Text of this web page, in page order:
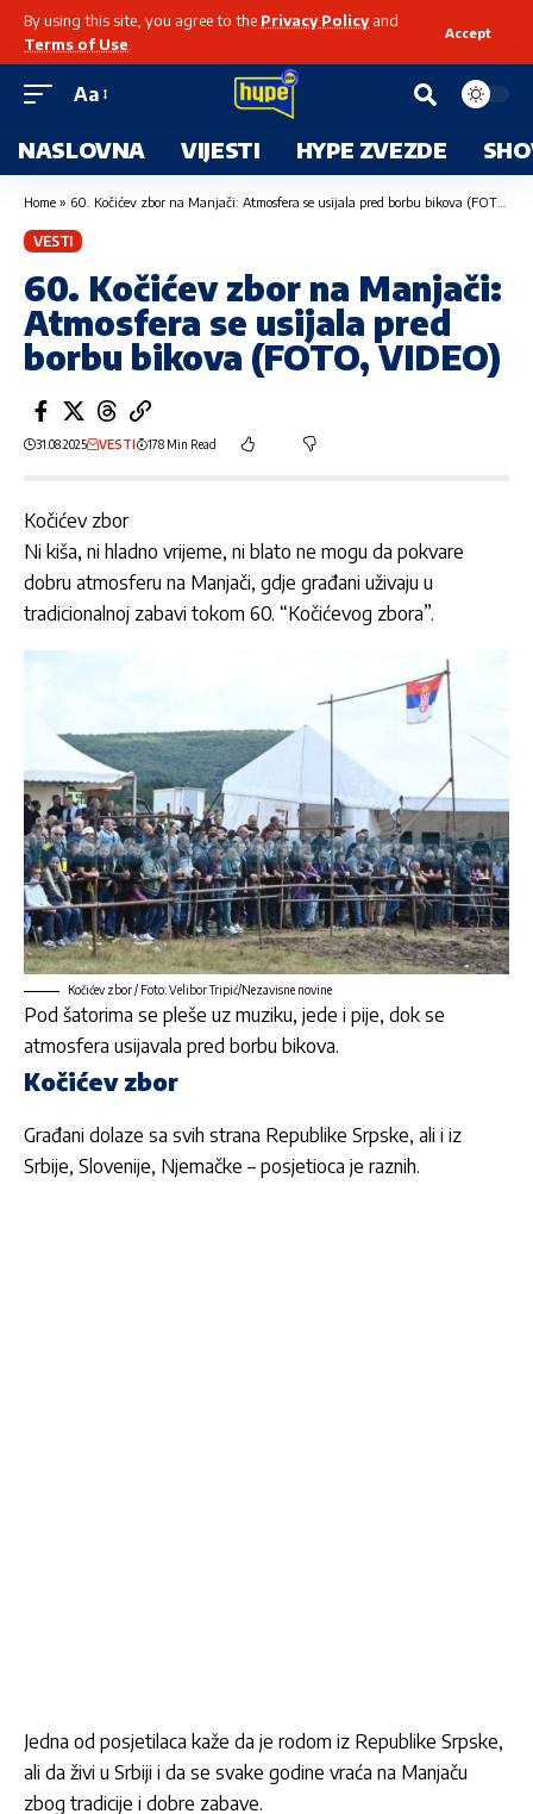
By using this site, you agree to the Privacy Policyand
Terms of Use
Accept
Aa
NASLOVNA VIJESTI HYPE ZVEZDE
Home » 60. Kočićev zbor na Manjači: Atmosfera se usijala pred borbu bikova (FOTO, VIDEO)
VESTI
60. Kočićev zbor na Manjači:
Atmosfera se usijala pred
borbu bikova (FOTO, VIDEO)
31.08.2025 VESTI 178 Min Read
Kočićev zbor
Ni kiša, ni hladno vrijeme, ni blato ne mogu da pokvare
dobru atmosferu na Manjači, gdje građani uživaju u
tradicionalnoj zabavi tokom 60. “Kočićevog zbora”.
Kočićev zbor / Foto: Velibor Tripić/Nezavisne novine
Pod šatorima se pleše uz muziku, jede i pije, dok se
atmosfera usijavala pred borbu bikova.
Kočićev zbor
Građani dolaze sa svih strana Republike Srpske, ali i iz
Srbije, Slovenije, Njemačke – posjetioca je raznih.
Jedna od posjetilaca kaže da je rodom iz Republike Srpske,
ali da živi u Srbiji i da se svake godine vraća na Manjaču
zbog tradicije i dobre zabave.